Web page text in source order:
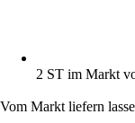
2 ST im Markt
Vom Markt liefern